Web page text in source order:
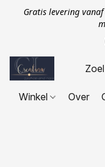
Gratis levering
Winkel Over